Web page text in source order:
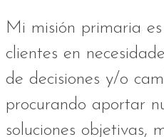
Mi misión primaria
clientes en
de decisiones y/o
procurando aportar
soluciones objetivas,